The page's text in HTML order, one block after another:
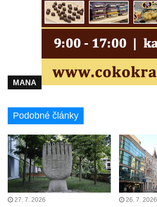
Socha svatého Josefa na nádvoří kláštera
dominikánů v Českých Budějovicích
Socha svaté Anny na nádvoří kláštera
Socha svatého Dominika na nádvoří
kláštera dominikánů v Českých
Sousoší Kalvárie před klášterem
dominikánů u Piaristického náměstí v
Českých Budějovicích
Pamětní deska Tomáše Garrigue Masaryka
na radnici v Českých Budějovicích
Pamětní deska na biskupské rezidenci v
Českých Budějovicích
MANA
Podobné články
27. 7. 2026 26. 7. 2026